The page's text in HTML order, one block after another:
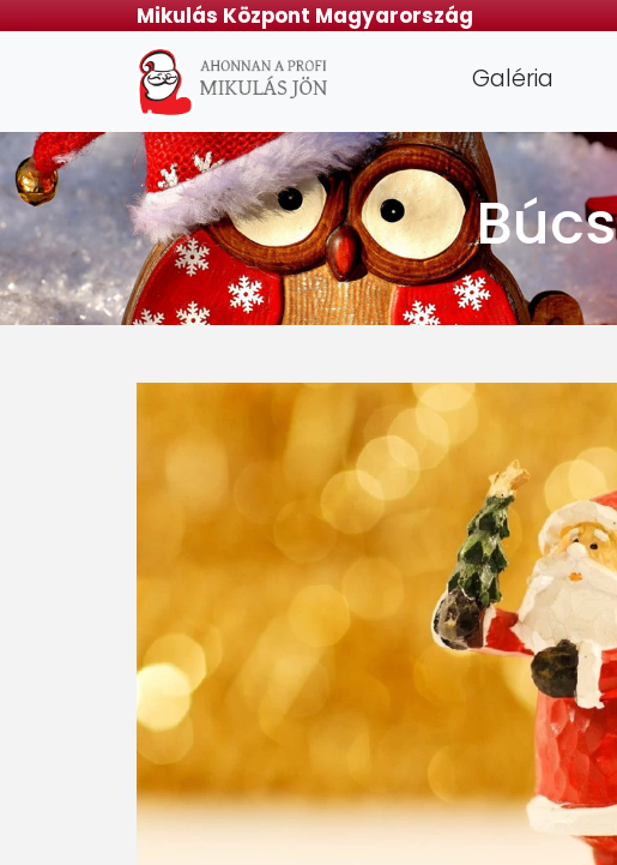
Mikulás Központ Magyarország
Galéria